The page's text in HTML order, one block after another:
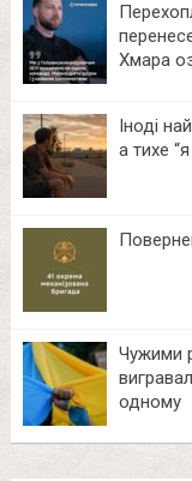
Хмара
Іноді
а тихе
Чужими
одному